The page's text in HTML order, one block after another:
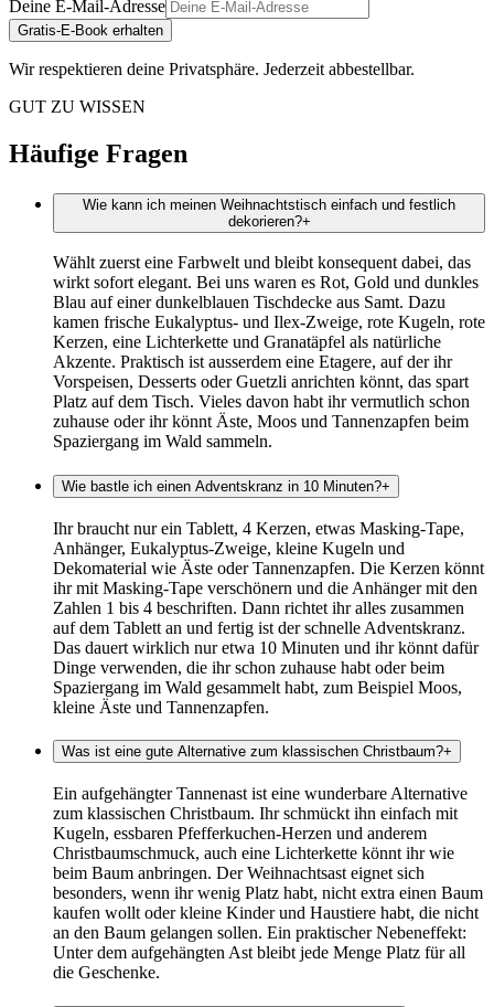
Deine E-Mail-Adresse
Gratis-E-Book erhalten
Wir respektieren deine Privatsphäre. Jederzeit abbestellbar.
GUT ZU WISSEN
Häufige Fragen
Wie kann ich meinen Weihnachtstisch einfach und festlich
dekorieren?+
Wählt zuerst eine Farbwelt und bleibt konsequent dabei, das
wirkt sofort elegant. Bei uns waren es Rot, Gold und dunkles
Blau auf einer dunkelblauen Tischdecke aus Samt. Dazu
kamen frische Eukalyptus- und Ilex-Zweige, rote Kugeln, rote
Kerzen, eine Lichterkette und Granatäpfel als natürliche
Akzente. Praktisch ist ausserdem eine Etagere, auf der ihr
Vorspeisen, Desserts oder Guetzli anrichten könnt, das spart
Platz auf dem Tisch. Vieles davon habt ihr vermutlich schon
zuhause oder ihr könnt Äste, Moos und Tannenzapfen beim
Spaziergang im Wald sammeln.
Wie bastle ich einen Adventskranz in 10 Minuten?+
Ihr braucht nur ein Tablett, 4 Kerzen, etwas Masking-Tape,
Anhänger, Eukalyptus-Zweige, kleine Kugeln und
Dekomaterial wie Äste oder Tannenzapfen. Die Kerzen könnt
ihr mit Masking-Tape verschönern und die Anhänger mit den
Zahlen 1 bis 4 beschriften. Dann richtet ihr alles zusammen
auf dem Tablett an und fertig ist der schnelle Adventskranz.
Das dauert wirklich nur etwa 10 Minuten und ihr könnt dafür
Dinge verwenden, die ihr schon zuhause habt oder beim
Spaziergang im Wald gesammelt habt, zum Beispiel Moos,
kleine Äste und Tannenzapfen.
Was ist eine gute Alternative zum klassischen Christbaum?+
Ein aufgehängter Tannenast ist eine wunderbare Alternative
zum klassischen Christbaum. Ihr schmückt ihn einfach mit
Kugeln, essbaren Pfefferkuchen-Herzen und anderem
Christbaumschmuck, auch eine Lichterkette könnt ihr wie
beim Baum anbringen. Der Weihnachtsast eignet sich
besonders, wenn ihr wenig Platz habt, nicht extra einen Baum
kaufen wollt oder kleine Kinder und Haustiere habt, die nicht
an den Baum gelangen sollen. Ein praktischer Nebeneffekt:
Unter dem aufgehängten Ast bleibt jede Menge Platz für all
die Geschenke.